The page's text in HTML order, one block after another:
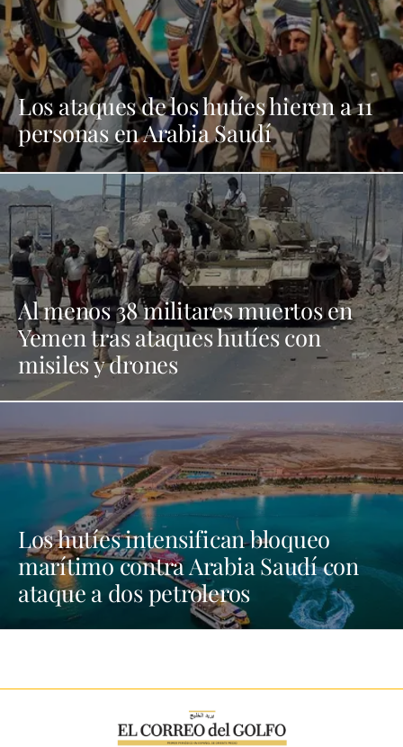
Los ataques de los hutíes hieren a 11
personas en Arabia Saudí
Al menos 38 militares muertos en
Yemen tras ataques hutíes con
misiles y drones
Los hutíes intensifican bloqueo
marítimo contra Arabia Saudí con
ataque a dos petroleros